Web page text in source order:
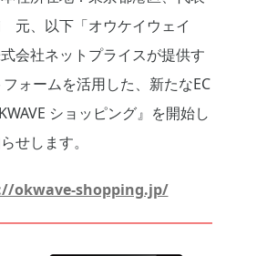
元、以下「オウケイウェイ
会社ネットプライスが提供す
フォームを活用した、新たなEC
ショッピング』を開始し
せします。
okwave-shopping.jp/